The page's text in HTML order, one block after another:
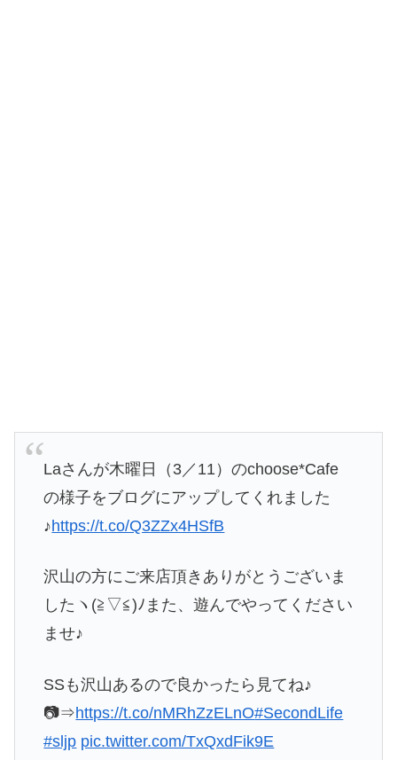
Laさんが木曜日（3／11）のchoose*Cafe
の様子をブログにアップしてくれました
♪https://t.co/Q3ZZx4HSfB
沢山の方にご来店頂きありがとうございま
したヽ(≧▽≦)ﾉまた、遊んでやってください
ませ♪
SSも沢山あるので良かったら見てね♪
📷⇒https://t.co/nMRhZzELnO#SecondLife
#sljp pic.twitter.com/TxQxdFik9E